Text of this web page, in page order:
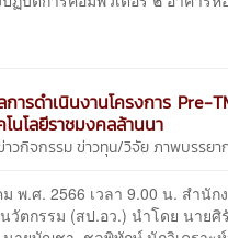
การดำเนินงานโครงการ Pre-
นโลยีราชมงคลล้านนา
าวกิจกรรม ข่าวทุน/วิจัย ภาพบรรยา
.ศ. 2566 เวลา 9.00 น. สำนัก
วัตกรรม (สป.อว.) นำโดย นาย